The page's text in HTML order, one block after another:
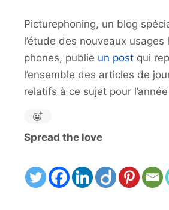
Picturephoning, un blog
l’étude des nouveaux usages
phones, publie un post qui
l’ensemble des articles de
relatifs à ce sujet pour
Spread the love